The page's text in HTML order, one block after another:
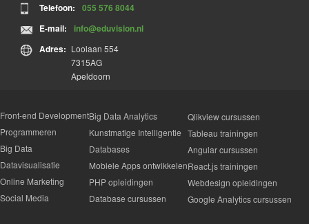
Telefoon:
055 576 8044
E-mail:
info@eduvision.nl
Adres: Loolaan 554
7315AG
Apeldoorn
Front-end Development
Programmeren
Big Data
Datavisualisatie
Online Marketing
Social Media
Big Data Analytics
Kunstmatige Intelligentie
Databases
Mobiele Apps ontwikkelen
PHP opleidingen
Database cursussen
Qlikview cursussen
Tableau trainingen
Angular cursussen
React.js trainingen
Webdesign opleidingen
Google Analytics cursussen